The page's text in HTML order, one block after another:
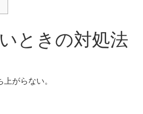
ときの対処法
がらない。